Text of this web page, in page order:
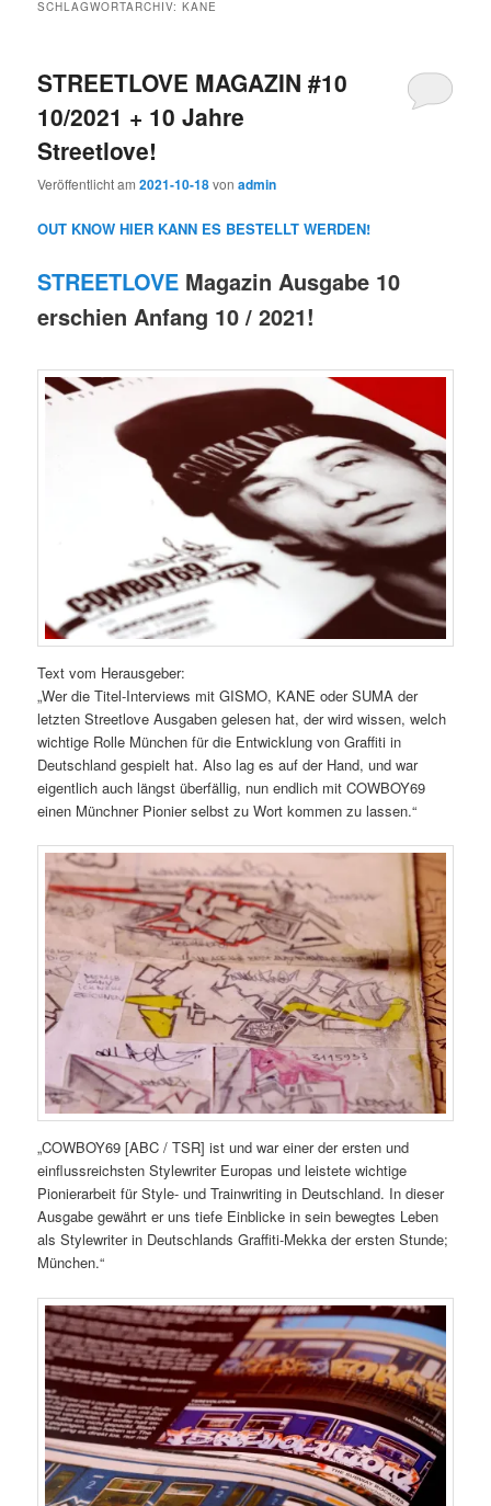
SCHLAGWORTARCHIV:KANE
STREETLOVE MAGAZIN #10
10/2021 + 10 Jahre
Streetlove!
Veröffentlicht am2021-10-18vonadmin
OUT KNOW HIER KANN ES BESTELLT WERDEN!
STREETLOVE Magazin Ausgabe 10
erschien Anfang 10 / 2021!
Text vom Herausgeber:
„Wer die Titel-Interviews mit GISMO, KANE oder SUMA der
letzten Streetlove Ausgaben gelesen hat, der wird wissen, welch
wichtige Rolle München für die Entwicklung von Graffiti in
Deutschland gespielt hat. Also lag es auf der Hand, und war
eigentlich auch längst überfällig, nun endlich mit COWBOY69
einen Münchner Pionier selbst zu Wort kommen zu lassen.“
„COWBOY69 [ABC / TSR] ist und war einer der ersten und
einflussreichsten Stylewriter Europas und leistete wichtige
Pionierarbeit für Style- und Trainwriting in Deutschland. In dieser
Ausgabe gewährt er uns tiefe Einblicke in sein bewegtes Leben
als Stylewriter in Deutschlands Graffiti-Mekka der ersten Stunde;
München.“